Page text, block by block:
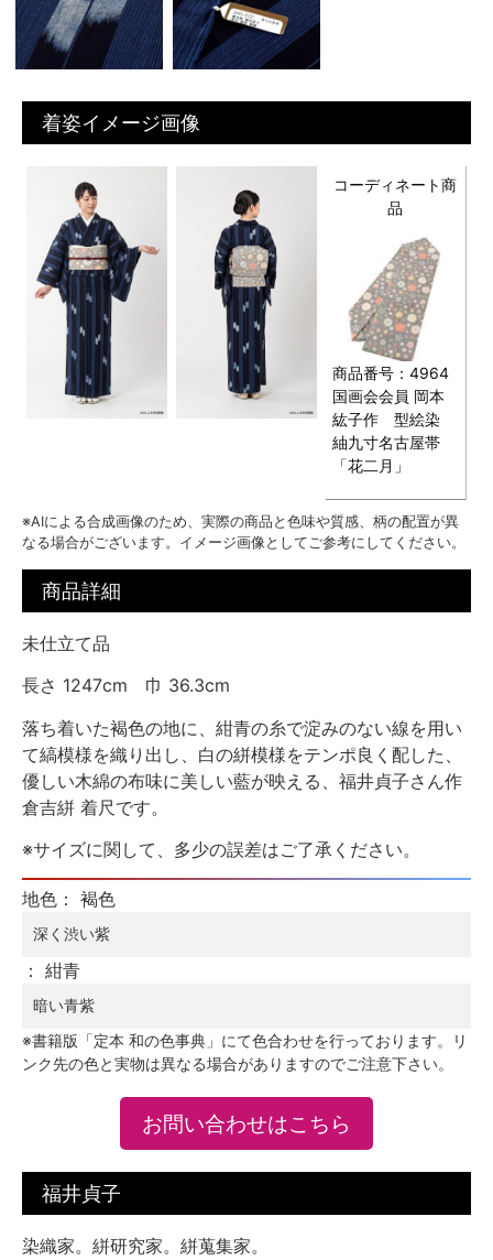
着姿イメージ画像
コーディネート商
品
商品番号：4964
国画会会員 岡本
紘子作 型絵染
紬九寸名古屋帯
「花二月」
※AIによる合成画像のため、実際の商品と色味や質感、柄の配置が異
なる場合がございます。イメージ画像としてご参考にしてください。
商品詳細
未仕立て品
長さ 1247cm 巾 36.3cm
落ち着いた褐色の地に、紺青の糸で淀みのない線を用い
て縞模様を織り出し、白の絣模様をテンポ良く配した、
優しい木綿の布味に美しい藍が映える、福井貞子さん作
倉吉絣 着尺です。
※サイズに関して、多少の誤差はご了承ください。
地色： 褐色
深く渋い紫
： 紺青
暗い青紫
※書籍版「定本 和の色事典」にて色合わせを行っております。リ
ンク先の色と実物は異なる場合がありますのでご注意下さい。
お問い合わせはこちら
福井貞子
染織家。絣研究家。絣蒐集家。